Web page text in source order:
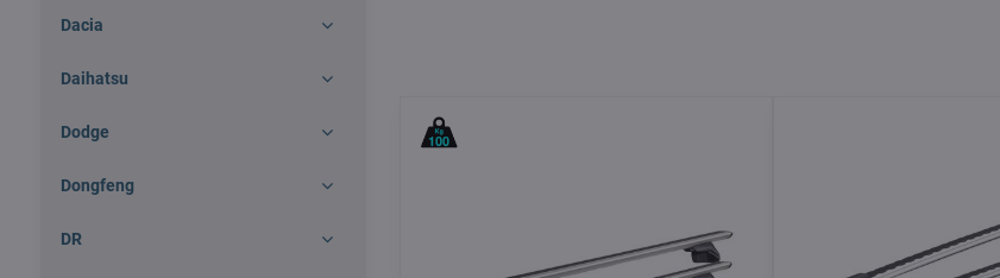
Dacia
Daihatsu
Dodge
Dongfeng
DR